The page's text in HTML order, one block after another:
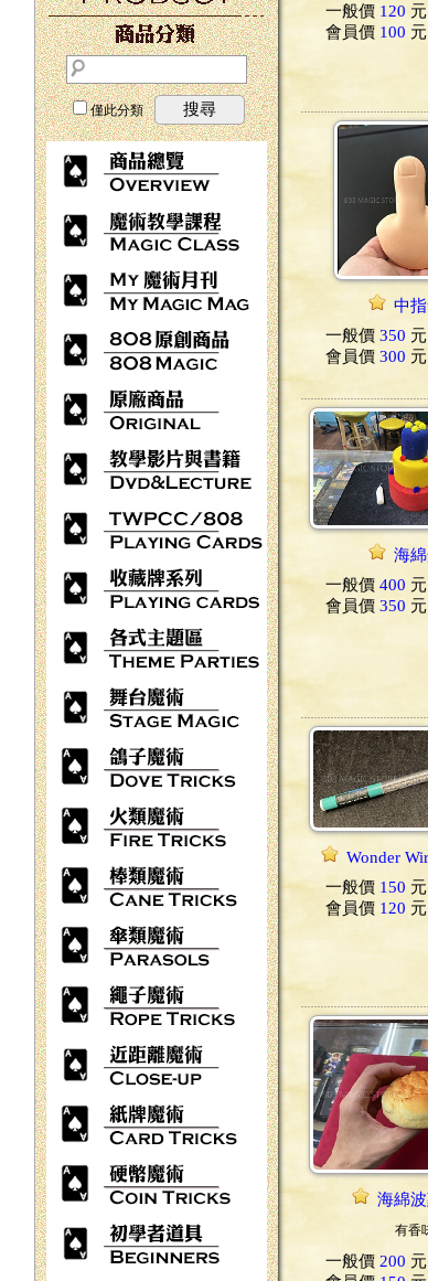
僅此分類 搜尋
一般價 120 元
會員價 100 元
中
一般價 350 元
會員價 300 元
海
一般價 400 元
會員價 350 元
Wonder
一般價 150 元
會員價 120 元
海綿
有香
一般價 200 元